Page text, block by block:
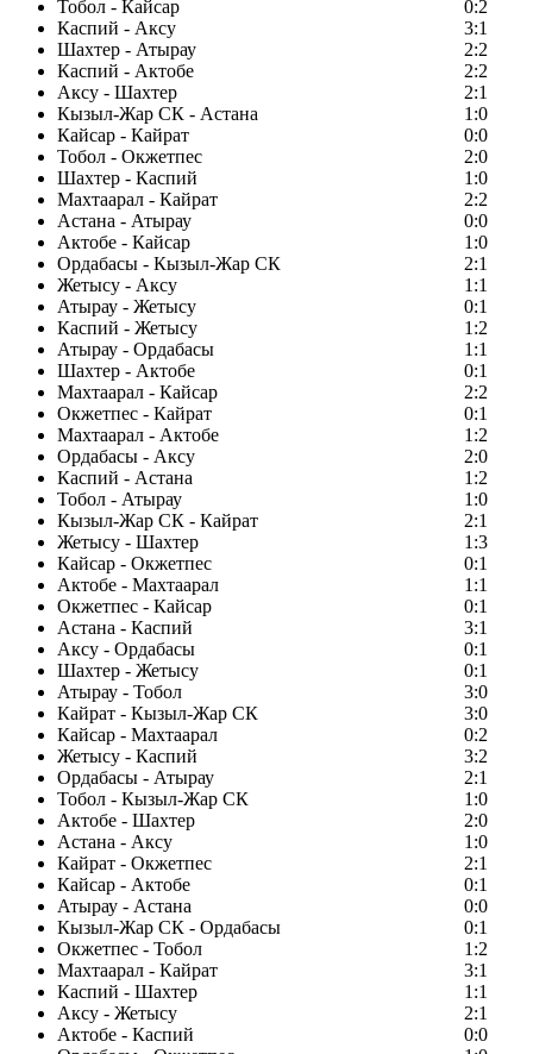
Тобол - Кайсар
0:2
Каспий - Аксу
3:1
Шахтер - Атырау
2:2
Каспий - Актобе
2:2
Аксу - Шахтер
2:1
Кызыл-Жар СК - Астана
1:0
Кайсар - Кайрат
0:0
Тобол - Окжетпес
2:0
Шахтер - Каспий
1:0
Махтаарал - Кайрат
2:2
Астана - Атырау
0:0
Актобе - Кайсар
1:0
Ордабасы - Кызыл-Жар СК
2:1
Жетысу - Аксу
1:1
Атырау - Жетысу
0:1
Каспий - Жетысу
1:2
Атырау - Ордабасы
1:1
Шахтер - Актобе
0:1
Махтаарал - Кайсар
2:2
Окжетпес - Кайрат
0:1
Махтаарал - Актобе
1:2
Ордабасы - Аксу
2:0
Каспий - Астана
1:2
Тобол - Атырау
1:0
Кызыл-Жар СК - Кайрат
2:1
Жетысу - Шахтер
1:3
Кайсар - Окжетпес
0:1
Актобе - Махтаарал
1:1
Окжетпес - Кайсар
0:1
Астана - Каспий
3:1
Аксу - Ордабасы
0:1
Шахтер - Жетысу
0:1
Атырау - Тобол
3:0
Кайрат - Кызыл-Жар СК
3:0
Кайсар - Махтаарал
0:2
Жетысу - Каспий
3:2
Ордабасы - Атырау
2:1
Тобол - Кызыл-Жар СК
1:0
Актобе - Шахтер
2:0
Астана - Аксу
1:0
Кайрат - Окжетпес
2:1
Кайсар - Актобе
0:1
Атырау - Астана
0:0
Кызыл-Жар СК - Ордабасы
0:1
Окжетпес - Тобол
1:2
Махтаарал - Кайрат
3:1
Каспий - Шахтер
1:1
Аксу - Жетысу
2:1
Актобе - Каспий
0:0